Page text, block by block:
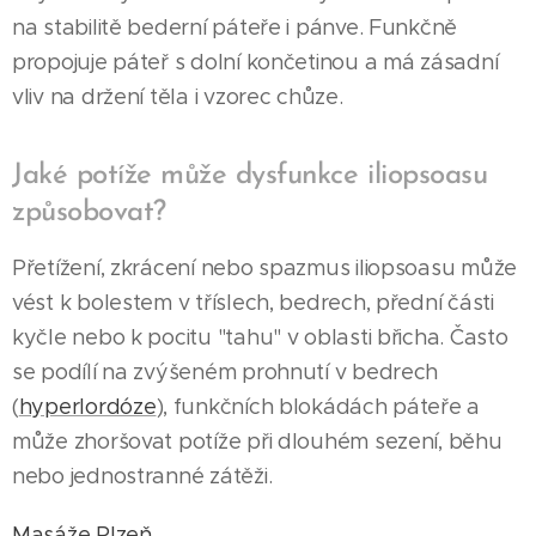
na stabilitě bederní páteře i pánve. Funkčně
propojuje páteř s dolní končetinou a má zásadní
vliv na držení těla i vzorec chůze.
Jaké potíže může dysfunkce iliopsoasu
způsobovat?
Přetížení, zkrácení nebo spazmus iliopsoasu může
vést k bolestem v tříslech, bedrech, přední části
kyčle nebo k pocitu "tahu" v oblasti břicha. Často
se podílí na zvýšeném prohnutí v bedrech
(hyperlordóze), funkčních blokádách páteře a
může zhoršovat potíže při dlouhém sezení, běhu
nebo jednostranné zátěži.